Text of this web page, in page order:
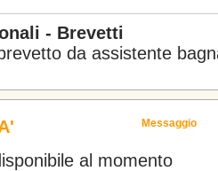
- Brevetti
da assistente
Messaggio
al momento